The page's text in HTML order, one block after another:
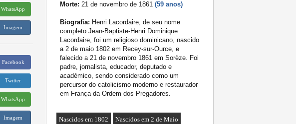
WhatsApp
Imagem
Facebook
Twitter
WhatsApp
Imagem
Morte: 21 de novembro de 1861 (59 anos)
Biografia: Henri Lacordaire, de seu nome
completo Jean-Baptiste-Henri Dominique
Lacordaire, foi um religioso dominicano, nascido
a 2 de maio 1802 em Recey-sur-Ource, e
falecido a 21 de novembro 1861 em Sorèze. Foi
padre, jornalista, educador, deputado e
académico, sendo considerado como um
percursor do catolicismo moderno e restaurador
em França da Ordem dos Pregadores.
Nascidos em 1802 Nascidos em 2 de Maio